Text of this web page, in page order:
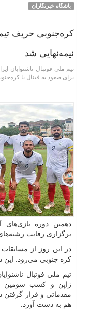
باشگاه خبرنگاران
کره‌جنوبی حریف تیم
نیمه‌نهایی شد
تیم ملی فوتبال ناشنوایان
برای صعود به فینال با
برگزاری رقابت
در این روز از مسابقات
کره جنوبی می‌رود. این
ژاپن و کسب سومین
مقدماتی و قرار گرفتن
هم به دست آورد.